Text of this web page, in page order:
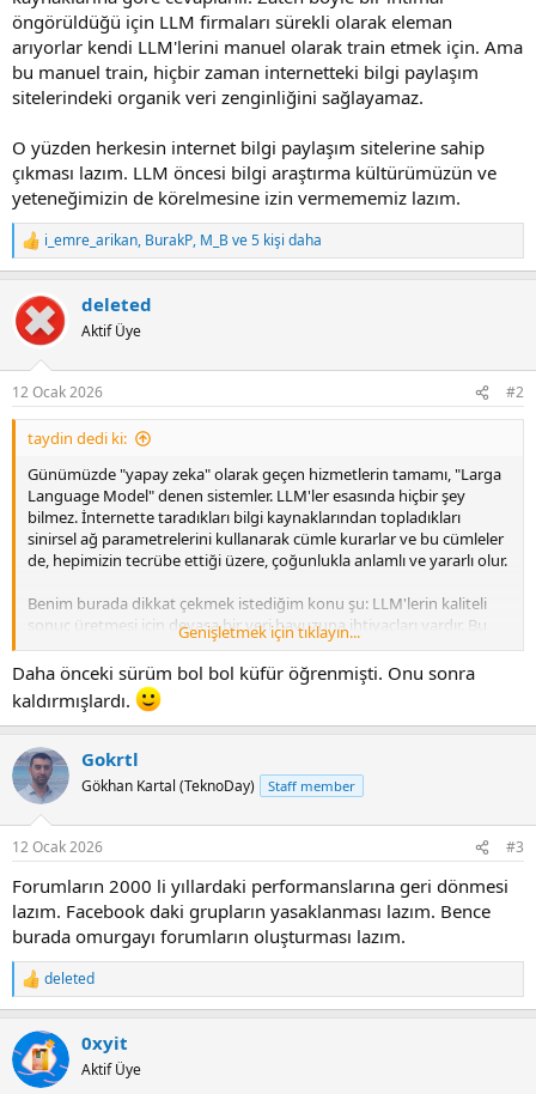
öngörüldüğü için LLM firmaları sürekli olarak eleman
arıyorlar kendi LLM'lerini manuel olarak train etmek için. Ama
bu manuel train, hiçbir zaman internetteki bilgi paylaşım
sitelerindeki organik veri zenginliğini sağlayamaz.
O yüzden herkesin internet bilgi paylaşım sitelerine sahip
çıkması lazım. LLM öncesi bilgi araştırma kültürümüzün ve
yeteneğimizin de körelmesine izin vermememiz lazım.
R
e
c
i
s
:
i_emre_arikan, BurakP, M_Bve 5 kişi daha
deleted
Aktif Üye
12 Ocak 2026 #2
taydin dedi ki:
Günümüzde "yapay zeka" olarak geçen hizmetlerin tamamı, "Larga
Language Model" denen sistemler. LLM'ler esasında hiçbir şey
bilmez. İnternette taradıkları bilgi kaynaklarından topladıkları
sinirsel ağ parametrelerini kullanarak cümle kurarlar ve bu cümleler
de, hepimizin tecrübe ettiği üzere, çoğunlukla anlamlı ve yararlı olur.
Benim burada dikkat çekmek istediğim konu şu: LLM'lerin kaliteli
sonuç üretmesi için devasa bir veri havuzuna ihtiyaçları vardır. Bu
veri havuzu da internetin kendisidir. Daha ayrıntıya girersek,
öncelikle internetteki bilgi paylaşım ortamları (forumlar,
stackoverflow, quora, reddit, bloglar vs), sonrasında da faydalı
bilgilerin bulunduğu makalelerin yer aldığı siteler, sonrasında da
internetteki geriye kalan "çöp".
Bu durumuda eğer herkes internetteki bilgi paylasım sitelerini
bırakır ve sadece yapay zeka kullanırsa, o zaman yapay zekanın bilgi
havuzu artık statik hale gelir. Yeni bilgileri öğrenemez. Artık sorulan
soruların tamamı eski bilgi kaynaklarına göre cevaplanır. Zaten böyle
bir ihtimal öngörüldüğü için LLM firmaları sürekli olarak eleman
arıyorlar kendi LLM'lerini manuel olarak train etmek için. Ama bu
manuel train, hiçbir zaman internetteki bilgi paylaşım sitelerindeki
organik veri zenginliğini sağlayamaz.
O yüzden herkesin internet bilgi paylaşım sitelerine sahip çıkması
lazım. LLM öncesi bilgi araştırma kültürümüzün ve yeteneğimizin de
körelmesine izin vermememiz lazım.
Genişletmek için tıklayın...
Daha önceki sürüm bol bol küfür öğrenmişti. Onu sonra
kaldırmışlardı.
Gokrtl
Gökhan Kartal (TeknoDay) Staff member
12 Ocak 2026 #3
Forumların 2000 li yıllardaki performanslarına geri dönmesi
lazım. Facebook daki grupların yasaklanması lazım. Bence
burada omurgayı forumların oluşturması lazım.
R
e
c
t
i
deleted
0xyit
Aktif Üye